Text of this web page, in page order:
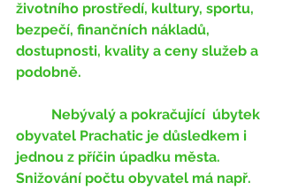
životního prostředí, kultury, sportu,
bezpečí, finančních nákladů,
dostupnosti, kvality a ceny služeb a
podobně.
obyvatel Prachatic je důsledkem i
jednou z příčin úpadku města.
Snižování počtu obyvatel má např.